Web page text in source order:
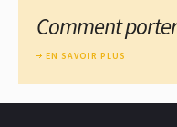
Comment
EN SAVOIR PLUS